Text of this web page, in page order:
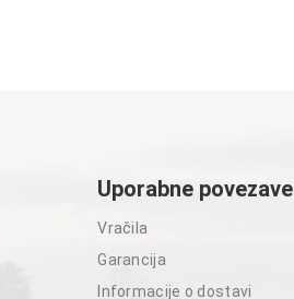
Uporabne povezave
Vračila
Garancija
Informacije o dostavi